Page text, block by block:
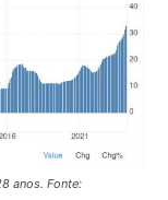
anos. Fonte: